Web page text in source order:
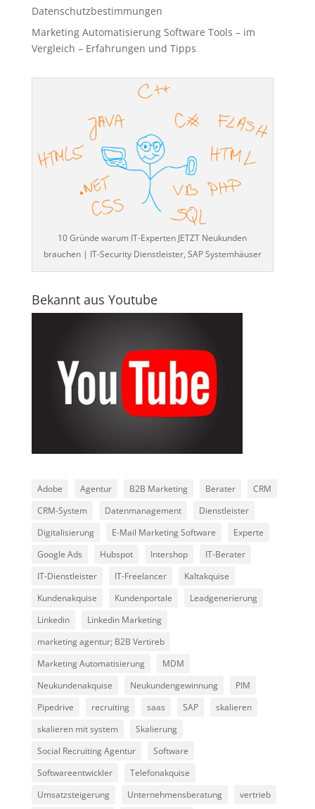
Datenschutzbestimmungen
Marketing Automatisierung Software Tools – im
Vergleich – Erfahrungen und Tipps
10 Gründe warum IT-Experten JETZT Neukunden
brauchen | IT-Security Dienstleister, SAP Systemhäuser
Bekannt aus Youtube
Adobe Agentur B2B Marketing Berater
CRM
CRM-System
Datenmanagement
Dienstleister
Digitalisierung
E-Mail Marketing Software
Experte
Google Ads
Hubspot Intershop
IT-Berater
IT-Dienstleister
IT-Freelancer
Kaltakquise
Kundenakquise
Kundenportale
Leadgenerierung
Linkedin
Linkedin Marketing
marketing agentur; B2B Vertireb
Marketing Automatisierung
MDM
Neukundenakquise
Neukundengewinnung
PIM
Pipedrive
recruiting saas SAP
skalieren
skalieren mit system
Skalierung
Social Recruiting Agentur
Software
Softwareentwickler
Telefonakquise
Umsatzsteigerung
Unternehmensberatung
vertrieb